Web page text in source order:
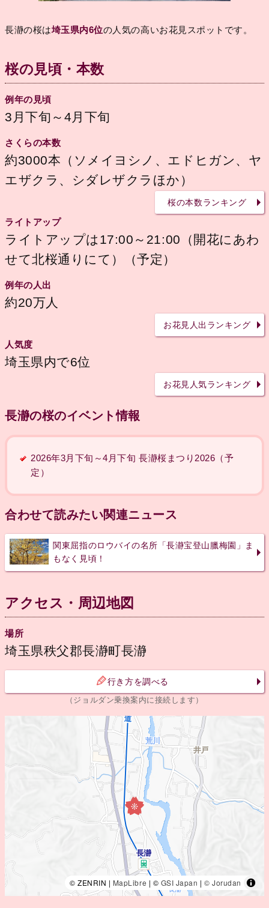
長瀞の桜は埼玉県内6位の人気の高いお花見スポットです。
桜の見頃・本数
例年の見頃
3月下旬～4月下旬
さくらの本数
約3000本（ソメイヨシノ、エドヒガン、ヤ
エザクラ、シダレザクラほか）
桜の本数ランキング
ライトアップ
ライトアップは17:00～21:00（開花にあわ
せて北桜通りにて）（予定）
例年の人出
約20万人
お花見人出ランキング
人気度
埼玉県内で6位
お花見人気ランキング
長瀞の桜のイベント情報
2026年3月下旬～4月下旬 長瀞桜まつり2026（予
定）
合わせて読みたい関連ニュース
関東屈指のロウバイの名所「長瀞宝登山臘梅園」ま
もなく見頃！
アクセス・周辺地図
場所
埼玉県秩父郡長瀞町長瀞
行き方を調べる
（ジョルダン乗換案内に接続します）
© ZENRIN | MapLibre | © GSI Japan |© Jorudan